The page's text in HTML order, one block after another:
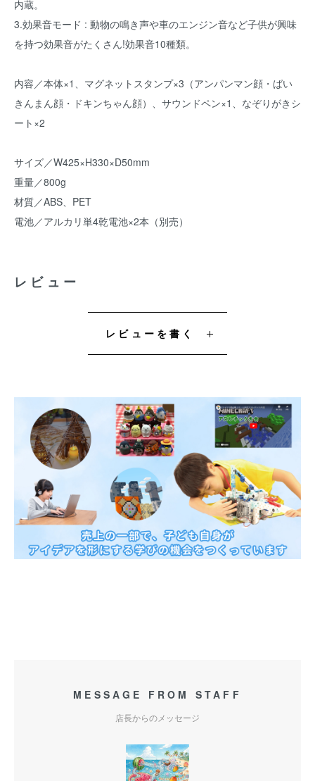
内蔵。
3.効果音モード : 動物の鳴き声や車のエンジン音など子供が興味
を持つ効果音がたくさん!効果音10種類。
内容／本体×1、マグネットスタンプ×3（アンパンマン顔・ばい
きんまん顔・ドキンちゃん顔）、サウンドペン×1、なぞりがきシ
ート×2
サイズ／W425×H330×D50mm
重量／800g
材質／ABS、PET
電池／アルカリ単4乾電池×2本（別売）
レビュー
レビューを書く
MESSAGE FROM STAFF
店長からのメッセージ